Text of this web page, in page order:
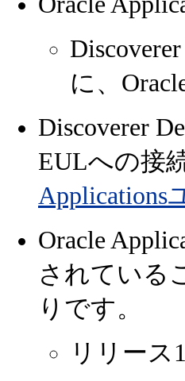
に、
Discoverer
EULへの接
Applications
Oracle
されている
りです。
リリース